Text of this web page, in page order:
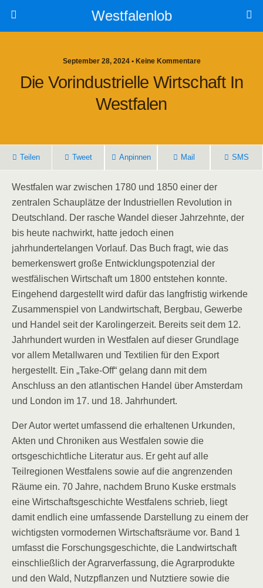
Westfalenlob
September 28, 2024 • Keine Kommentare
Die Vorindustrielle Wirtschaft In
Westfalen
Teilen Tweet Anpinnen Mail SMS
Westfalen war zwischen 1780 und 1850 einer der
zentralen Schauplätze der Industriellen Revolution in
Deutschland. Der rasche Wandel dieser Jahrzehnte, der
bis heute nachwirkt, hatte jedoch einen
jahrhundertelangen Vorlauf. Das Buch fragt, wie das
bemerkenswert große Entwicklungspotenzial der
westfälischen Wirtschaft um 1800 entstehen konnte.
Eingehend dargestellt wird dafür das langfristig wirkende
Zusammenspiel von Landwirtschaft, Bergbau, Gewerbe
und Handel seit der Karolingerzeit. Bereits seit dem 12.
Jahrhundert wurden in Westfalen auf dieser Grundlage
vor allem Metallwaren und Textilien für den Export
hergestellt. Ein „Take-Off“ gelang dann mit dem
Anschluss an den atlantischen Handel über Amsterdam
und London im 17. und 18. Jahrhundert.
Der Autor wertet umfassend die erhaltenen Urkunden,
Akten und Chroniken aus Westfalen sowie die
ortsgeschichtliche Literatur aus. Er geht auf alle
Teilregionen Westfalens sowie auf die angrenzenden
Räume ein. 70 Jahre, nachdem Bruno Kuske erstmals
eine Wirtschaftsgeschichte Westfalens schrieb, liegt
damit endlich eine umfassende Darstellung zu einem der
wichtigsten vormodernen Wirtschaftsräume vor. Band 1
umfasst die Forschungsgeschichte, die Landwirtschaft
einschließlich der Agrarverfassung, die Agrarprodukte
und den Wald, Nutzpflanzen und Nutztiere sowie die